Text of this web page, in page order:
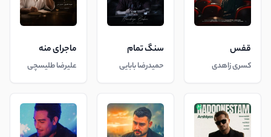
قفس
کسری زاهدی
سنگ تمام
حمیدرضا بابایی
ماجرای منه
علیرضا طلیسچی